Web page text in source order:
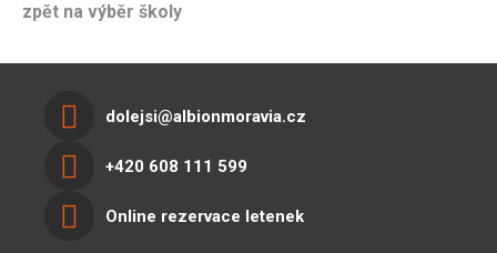
zpět na výběr školy
dolejsi@albionmoravia.cz
+420 608 111 599
Online rezervace letenek